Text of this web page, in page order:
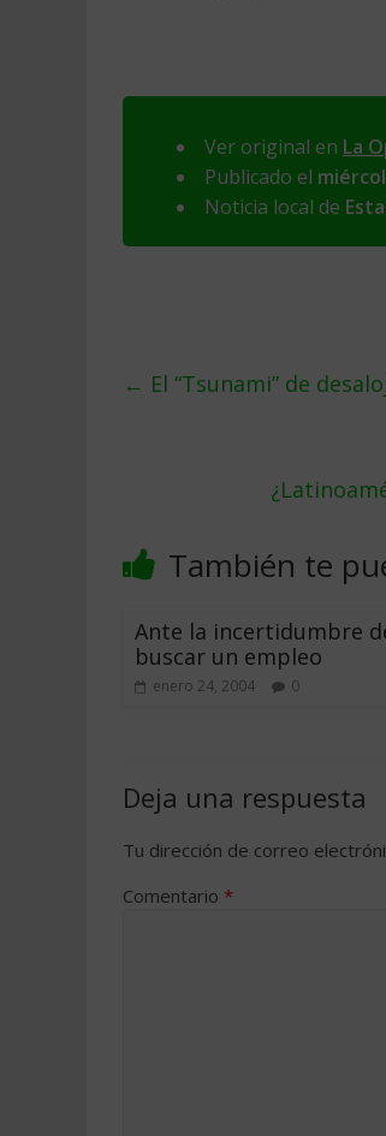
Ver original en La
Publicado el
Noticia local de
← El “Tsunami” de
También te
Ante la incertidumbre
buscar un empleo
enero 24, 2004 0
Deja una respuesta
Tu dirección de correo
Comentario *